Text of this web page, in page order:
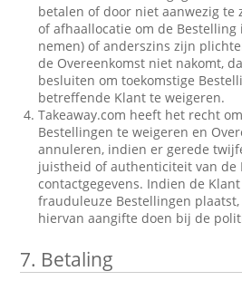
betalen of door niet aanwezig te
of afhaallocatie om de
nemen) of anderszins zijn
de Overeenkomst niet nakomt,
besluiten om toekomstige
betreffende Klant te weigeren.
Takeaway.com heeft het recht
Bestellingen te weigeren en
annuleren, indien er gerede
juistheid of authenticiteit van de
contactgegevens. Indien de
frauduleuze Bestellingen plaatst,
hiervan aangifte doen bij de
7. Betaling